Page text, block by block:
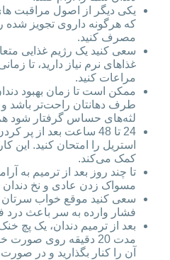
یکی دیگر از اصول مراقبت‌
که هرگونه داروی تجویز شده
مصرف کنید.
سعی کنید یک رژیم غذایی
غذاهای نرم نیاز دارید، تا
مراعات کنید.
ممکن است تا زمان بهبود
طرف دهانتان راحت‌تر باشد و
لثه‌های حساس گرفتار شود
24 تا 48 ساعت بعد از
استریل را امتحان کنید. این
کمک می‌کند.
تا چند روز بعد از ترمیم به
مسواک زدن عادی و نخ دندان
سعی کنید موقع خواب سرتان
فشار وارده به سر باعث
بعد از ترمیم دندان، یک پچ
آن را کنار بگذارید و در صورت